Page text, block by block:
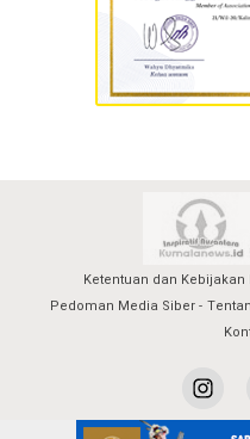
Ketentuan dan Kebijakan
Pedoman Media Siber